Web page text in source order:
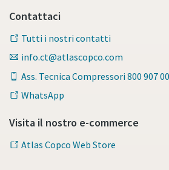
Contattaci
Tutti i nostri contatti
info.ct@atlascopco.com
Ass. Tecnica Compressori 800 907
WhatsApp
Visita il nostro e-commerce
Atlas Copco Web Store